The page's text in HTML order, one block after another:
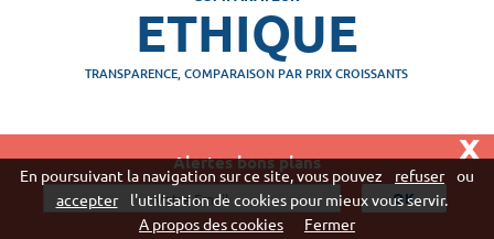
Alertes bons plans x
ETHIQUE
TRANSPARENCE, COMPARAISON PAR PRIX CROISSANTS
Vivaweb SARL - RCS Créteil n°790 591 572
En poursuivant la navigation sur ce site, vous pouvez refuser
ou
accepter
l'utilisation de cookies pour mieux vous servir.
A propos des cookies
Fermer